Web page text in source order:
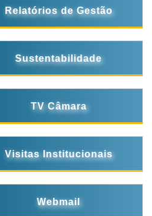
Relatórios de Gestão
Sustentabilidade
TV Câmara
Visitas Institucionais
Webmail